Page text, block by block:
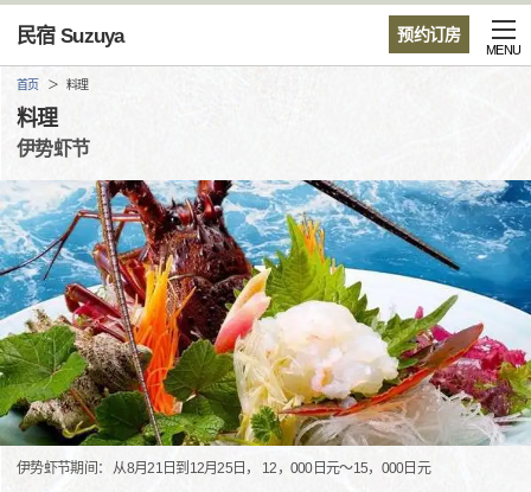
预约订房
民宿 Suzuya
MENU
首页 料理
料理
伊势虾节
伊势虾节期间： 从8月21日到12月25日， 12，000日元〜15，000日元